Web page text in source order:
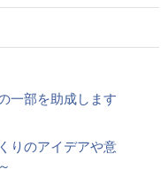
一部を助成します
りのアイデアや意